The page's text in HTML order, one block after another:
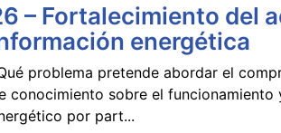
– Fortalecimiento del
energética
problema pretende abordar el
conocimiento sobre el funcionamiento
por part...